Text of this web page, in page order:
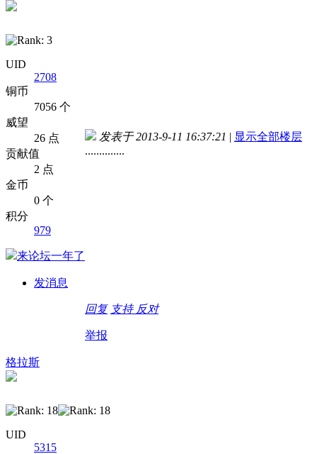
UID
2708
铜币
7056 个
威望
26 点
贡献值
2 点
金币
0 个
积分
979
发消息
发表于 2013-9-11 16:37:21 | 显示全部楼层
..............
回复 支持 反对
举报
格拉斯
UID
5315